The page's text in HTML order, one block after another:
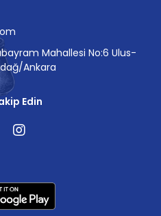
Mahallesi No:6 Ulus-
Ankara
Edin